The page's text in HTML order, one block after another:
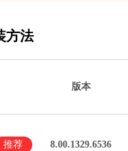
方法
版本
推荐 8.00.1329.6536